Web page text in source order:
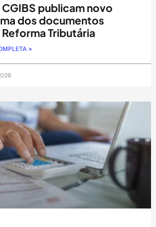
publicam novo
dos documentos
Tributária
»